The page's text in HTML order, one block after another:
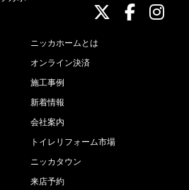
ニッカ
ニッニ
ニッカホームとは
オンライン決済
施工事例
新着情報
会社案内
トイレリフォーム市場
ニッカタウン
来店予約